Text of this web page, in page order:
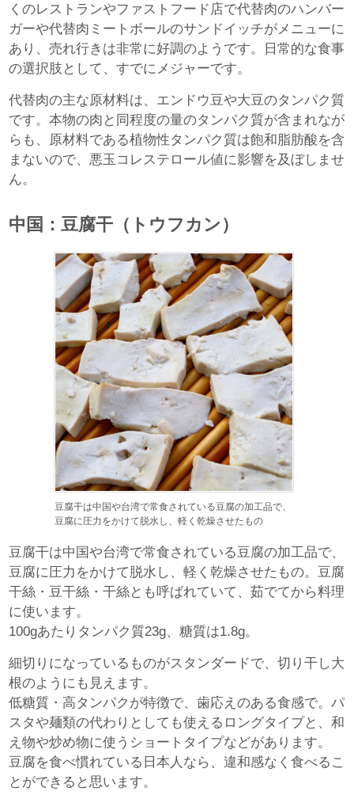
くのレストランやファストフード店で代替肉のハンバー
ガーや代替肉ミートボールのサンドイッチがメニューに
あり、売れ行きは非常に好調のようです。日常的な食事
の選択肢として、すでにメジャーです。
代替肉の主な原材料は、エンドウ豆や大豆のタンパク質
です。本物の肉と同程度の量のタンパク質が含まれなが
らも、原材料である植物性タンパク質は飽和脂肪酸を含
まないので、悪玉コレステロール値に影響を及ぼしませ
ん。
中国：豆腐干（トウフカン）
豆腐干は中国や台湾で常食されている豆腐の加工品で、
豆腐に圧力をかけて脱水し、軽く乾燥させたもの
豆腐干は中国や台湾で常食されている豆腐の加工品で、
豆腐に圧力をかけて脱水し、軽く乾燥させたもの。豆腐
干絲・豆干絲・干絲とも呼ばれていて、茹でてから料理
に使います。
100gあたりタンパク質23g、糖質は1.8g。
細切りになっているものがスタンダードで、切り干し大
根のようにも見えます。
低糖質・高タンパクが特徴で、歯応えのある食感で。パ
スタや麺類の代わりとしても使えるロングタイプと、和
え物や炒め物に使うショートタイプなどがあります。
豆腐を食べ慣れている日本人なら、違和感なく食べるこ
とができると思います。